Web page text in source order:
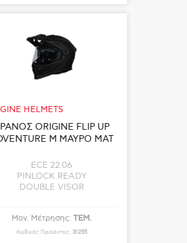
HELMETS
ORIGINE FLIP UP
M ΜΑΥΡΟ ΜΑΤ
ECE 22.06
PINLOCK READY
DOUBLE VISOR
Μον. Μέτρησης: ΤΕΜ.
Κωδικός Προϊόντος: 31255